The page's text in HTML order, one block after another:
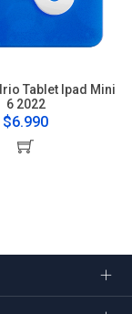
Tablet Ipad Mini
6 2022
$6.990